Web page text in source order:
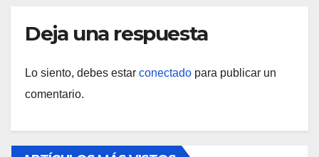
Deja una respuesta
Lo siento, debes estar conectado para publicar un
comentario.